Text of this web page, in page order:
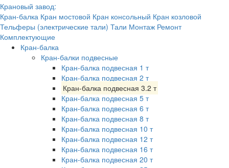
Крановый завод:
Кран-балка Кран мостовой Кран консольный Кран козловой
Тельферы (электрические тали) Тали Монтаж Ремонт
Комплектующие
Кран-балка
Кран-балки подвесные
Кран-балка подвесная 1 т
Кран-балка подвесная 2 т
Кран-балка подвесная 3.2 т
Кран-балка подвесная 5 т
Кран-балка подвесная 6 т
Кран-балка подвесная 8 т
Кран-балка подвесная 10 т
Кран-балка подвесная 12 т
Кран-балка подвесная 16 т
Кран-балка подвесная 20 т